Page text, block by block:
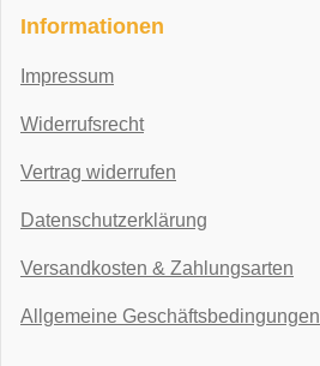
Informationen
Impressum
Widerrufsrecht
Vertrag widerrufen
Datenschutzerklärung
Versandkosten & Zahlungsarten
Allgemeine Geschäftsbedingungen